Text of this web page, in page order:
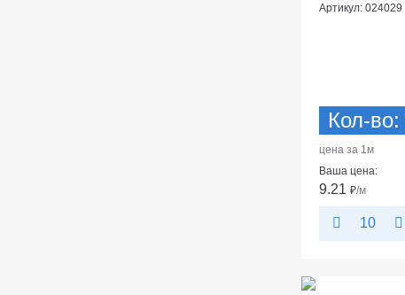
Артикул: 024029
Кол-
цена за 1м
Ваша цена:
9.21 ₽/м
10